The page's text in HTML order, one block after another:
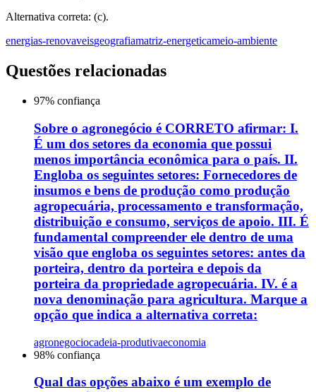
Alternativa correta: (c).
energias-renovaveisgeografiamatriz-energeticameio-ambiente
Questões relacionadas
97% confiança
Sobre o agronegócio é CORRETO afirmar: I.
É um dos setores da economia que possui
menos importância econômica para o país. II.
Engloba os seguintes setores: Fornecedores de
insumos e bens de produção como produção
agropecuária, processamento e transformação,
distribuição e consumo, serviços de apoio. III. É
fundamental compreender ele dentro de uma
visão que engloba os seguintes setores: antes da
porteira, dentro da porteira e depois da
porteira da propriedade agropecuária. IV. é a
nova denominação para agricultura. Marque a
opção que indica a alternativa correta:
agronegociocadeia-produtivaeconomia
98% confiança
Qual das opções abaixo é um exemplo de